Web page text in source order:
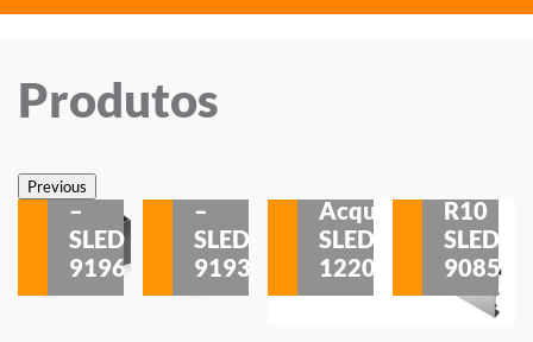
Produtos
PreviousSobrepor
–
SLED
9196
–
SLED
9193
Acqua
SLED
1220
R10
SLED
9085